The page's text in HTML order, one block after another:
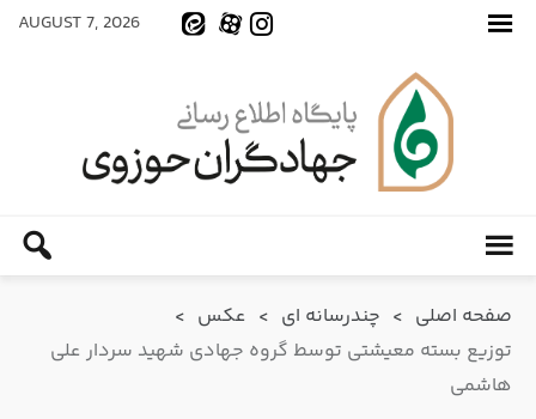
AUGUST 7, 2026
صفحه اصلی > چندرسانه ای > عکس >
توزیع بسته معیشتی توسط گروه جهادی شهید سردار علی
هاشمی